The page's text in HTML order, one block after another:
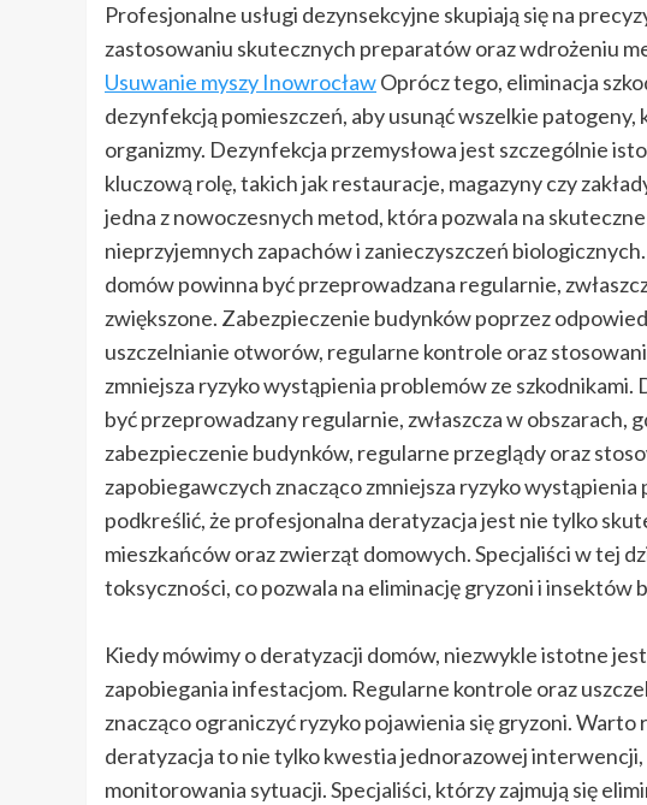
Profesjonalne usługi dezynsekcyjne skupiają się na
zastosowaniu skutecznych preparatów oraz wdrożeniu
Usuwanie myszy InowrocławOprócz tego, eliminacja
dezynfekcją pomieszczeń, aby usunąć wszelkie
organizmy. Dezynfekcja przemysłowa jest szczególnie
kluczową rolę, takich jak restauracje, magazyny czy
jedna z nowoczesnych metod, która pozwala na
nieprzyjemnych zapachów i zanieczyszczeń
domów powinna być przeprowadzana regularnie,
zwiększone. Zabezpieczenie budynków poprzez
uszczelnianie otworów, regularne kontrole oraz
zmniejsza ryzyko wystąpienia problemów ze
być przeprowadzany regularnie, zwłaszcza w obszarach,
zabezpieczenie budynków, regularne przeglądy oraz
zapobiegawczych znacząco zmniejsza ryzyko
podkreślić, że profesjonalna deratyzacja jest nie tylko
mieszkańców oraz zwierząt domowych. Specjaliści w tej
toksyczności, co pozwala na eliminację gryzoni i insektów
Kiedy mówimy o deratyzacji domów, niezwykle istotne
zapobiegania infestacjom. Regularne kontrole oraz
znacząco ograniczyć ryzyko pojawienia się gryzoni.
deratyzacja to nie tylko kwestia jednorazowej
monitorowania sytuacji. Specjaliści, którzy zajmują się